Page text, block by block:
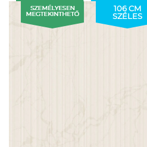
106 CM
SZÉLES